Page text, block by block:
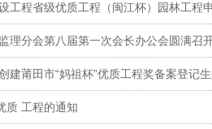
工程省级优质工程（闽江杯）园林工程
理分会第八届第一次会长办公会圆满召
建莆田市“妈祖杯”优质工程奖备案登记
质 工程的通知